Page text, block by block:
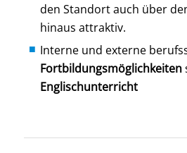
den Standort auch über
hinaus attraktiv.
Interne und externe
Fortbildungsmöglichkeiten
Englischunterricht